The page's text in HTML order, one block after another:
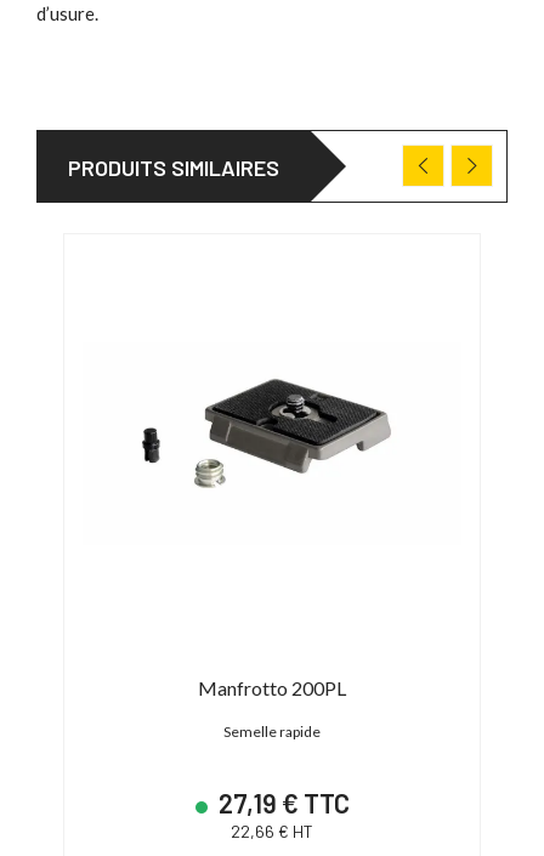
d’usure.
PRODUITS SIMILAIRES
Manfrotto 200PL
Semelle rapide
27,19 € TTC
22,66 € HT